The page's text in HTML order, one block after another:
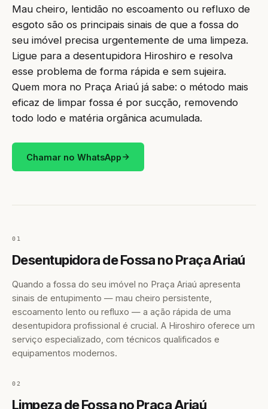
Mau cheiro, lentidão no escoamento ou refluxo de
esgoto são os principais sinais de que a fossa do
seu imóvel precisa urgentemente de uma limpeza.
Ligue para a desentupidora Hiroshiro e resolva
esse problema de forma rápida e sem sujeira.
Quem mora no Praça Ariaú já sabe: o método mais
eficaz de limpar fossa é por sucção, removendo
todo lodo e matéria orgânica acumulada.
Chamar no WhatsApp
01
Desentupidora de Fossa no Praça Ariaú
Quando a fossa do seu imóvel no Praça Ariaú apresenta
sinais de entupimento — mau cheiro persistente,
escoamento lento ou refluxo — a ação rápida de uma
desentupidora profissional é crucial. A Hiroshiro oferece um
serviço especializado, com técnicos qualificados e
equipamentos modernos.
02
Limpeza de Fossa no Praça Ariaú